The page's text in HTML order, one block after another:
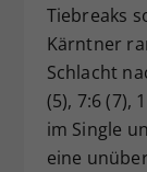
Tiebreaks
Kärntner
Schlacht
(5), 7:6 (7),
im Single
eine